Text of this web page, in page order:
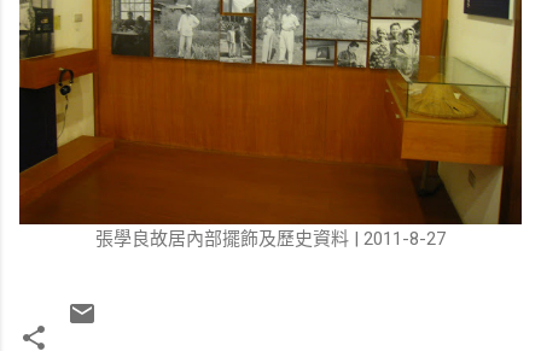
張學良故居內部擺飾及歷史資料 | 2011-8-27